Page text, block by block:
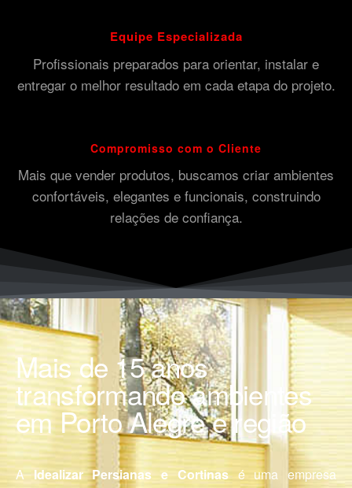
Equipe Especializada
Profissionais preparados para orientar, instalar e
entregar o melhor resultado em cada etapa do projeto.
Compromisso com o Cliente
Mais que vender produtos, buscamos criar ambientes
confortáveis, elegantes e funcionais, construindo
relações de confiança.
Mais de 15 anos
transformando ambientes
em Porto Alegre e região
AIdealizar Persianas e Cortinasé uma empresa